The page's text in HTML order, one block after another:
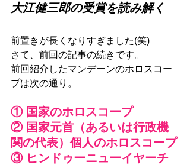
大江健三郎の受賞を読み解く
前置きが長くなりすぎました(笑)
さて、前回の記事の続きです。
前回紹介したマンデーンのホロスコー
プは次の通り。
① 国家のホロスコープ
② 国家元首（あるいは行政機
関の代表）個人のホロスコープ
③ ヒンドゥーニューイヤーチ